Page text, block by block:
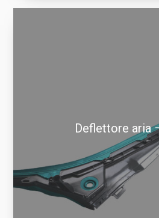
Deflettore aria